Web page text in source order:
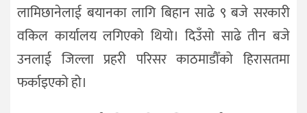
लामिछानेलाई बयानका लागि बिहान साढे ९ बजे सरकारी
वकिल कार्यालय लगिएको थियो। दिउँसो साढे तीन बजे
उनलाई जिल्ला प्रहरी परिसर काठमाडौँको हिरासतमा
फर्काइएको हो।